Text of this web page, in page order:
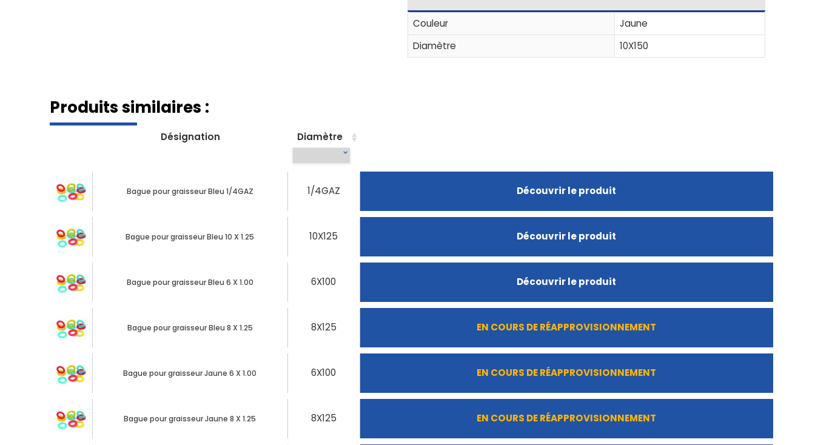
Couleur
Jaune
Diamètre
10X150
Produits similaires :
Désignation Diamètre
Bague pour graisseur Bleu 1/4GAZ 1/4GAZ Découvrir le produit
Bague pour graisseur Bleu 10 X 1.25 10X125 Découvrir le produit
Bague pour graisseur Bleu 6 X 1.00 6X100 Découvrir le produit
Bague pour graisseur Bleu 8 X 1.25 8X125 EN COURS DE RÉAPPROVISIONNEMENT
Bague pour graisseur Jaune 6 X 1.00 6X100 EN COURS DE RÉAPPROVISIONNEMENT
Bague pour graisseur Jaune 8 X 1.25 8X125 EN COURS DE RÉAPPROVISIONNEMENT